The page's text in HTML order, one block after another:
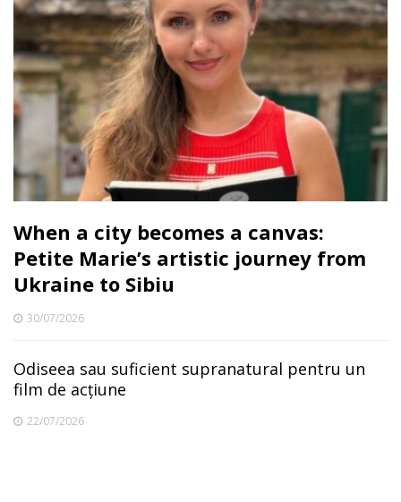
When a city becomes a canvas:
Petite Marie’s artistic journey from
Ukraine to Sibiu
30/07/2026
Odiseea sau suficient supranatural pentru un
film de acțiune
22/07/2026